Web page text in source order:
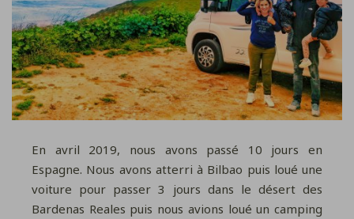
En avril 2019, nous avons passé 10 jours en
Espagne. Nous avons atterri à Bilbao puis loué une
voiture pour passer 3 jours dans le désert des
Bardenas Reales puis nous avions loué un camping